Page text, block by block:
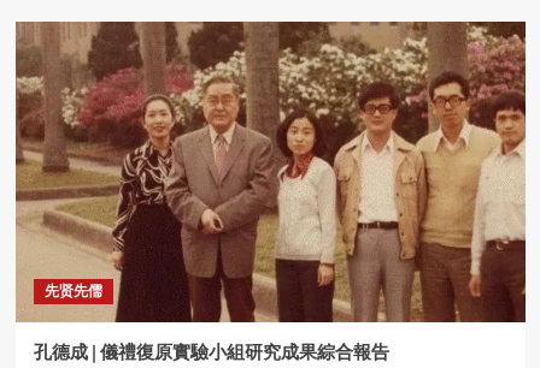
先贤先儒
孔德成 | 儀禮復原實驗小組研究成果綜合報告